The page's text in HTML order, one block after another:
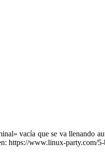
vacía que se va llenando
https://www.linux-party.com/